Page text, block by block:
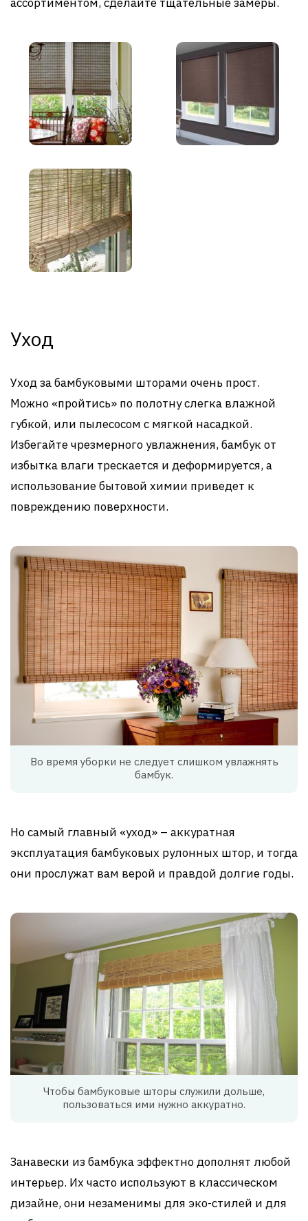
Уход
Уход за бамбуковыми шторами очень прост.
Можно «пройтись» по полотну слегка влажной
губкой, или пылесосом с мягкой насадкой.
Избегайте чрезмерного увлажнения, бамбук от
избытка влаги трескается и деформируется, а
использование бытовой химии приведет к
повреждению поверхности.
Во время уборки не следует слишком увлажнять
бамбук.
Но самый главный «уход» – аккуратная
эксплуатация бамбуковых рулонных штор, и тогда
они прослужат вам верой и правдой долгие годы.
Чтобы бамбуковые шторы служили дольше,
пользоваться ими нужно аккуратно.
Занавески из бамбука эффектно дополнят любой
интерьер. Их часто используют в классическом
дизайне, они незаменимы для эко-стилей и для